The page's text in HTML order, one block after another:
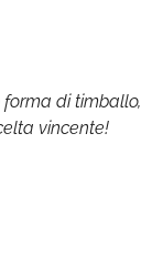
di timballo,
vincente!